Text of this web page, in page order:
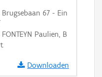
67 - Ein
Paulien, B
Downloaden